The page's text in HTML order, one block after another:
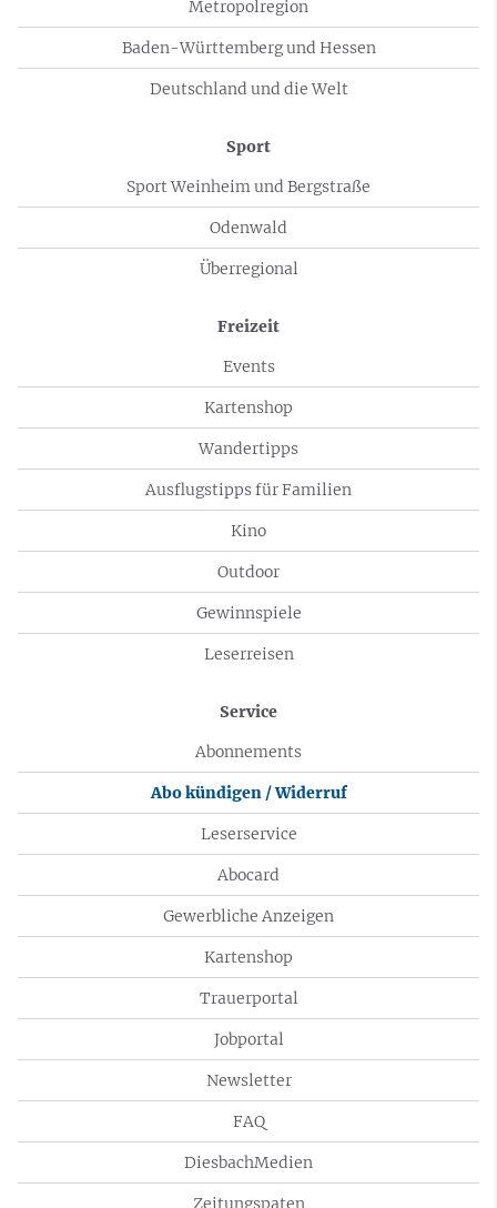
Metropolregion
Baden-Württemberg und Hessen
Deutschland und die Welt
Sport
Sport Weinheim und Bergstraße
Odenwald
Überregional
Freizeit
Events
Kartenshop
Wandertipps
Ausflugstipps für Familien
Kino
Outdoor
Gewinnspiele
Leserreisen
Service
Abonnements
Abo kündigen / Widerruf
Leserservice
Abocard
Gewerbliche Anzeigen
Kartenshop
Trauerportal
Jobportal
Newsletter
FAQ
DiesbachMedien
Zeitungspaten